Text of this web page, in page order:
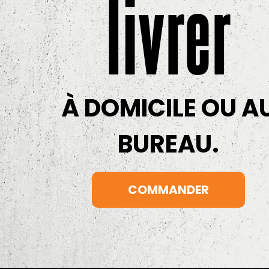
livrer
À DOMICILE OU
BUREAU.
COMMANDER